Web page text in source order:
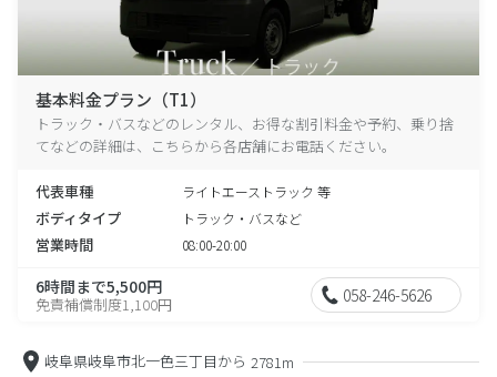
基本料金プラン（T1）
トラック・バスなどのレンタル、お得な割引料金や予約、乗り捨
てなどの詳細は、こちらから各店舗にお電話ください。
代表車種 ライトエーストラック 等
ボディタイプ トラック・バスなど
営業時間 08:00-20:00
6時間まで5,500円
免責補償制度1,100円 058-246-5626
岐阜県岐阜市北一色三丁目から 2781m